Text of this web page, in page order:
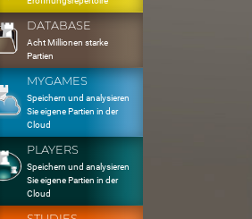
DATABASE
Acht Millionen starke
Partien
MYGAMES
Speichern und analysieren
Sie eigene Partien in der
Cloud
PLAYERS
Speichern und analysieren
Sie eigene Partien in der
Cloud